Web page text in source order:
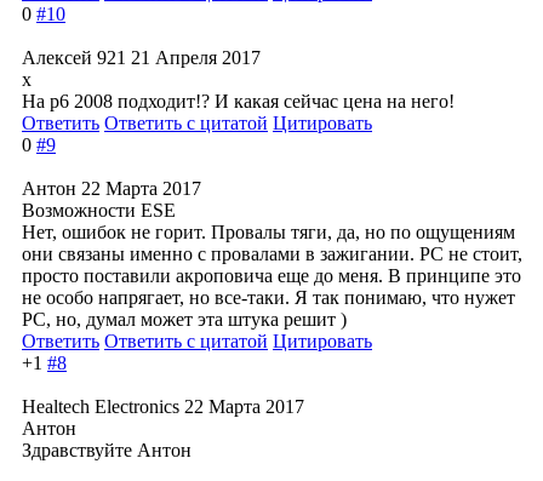
0 #10
Алексей 921 21 Апреля 2017
x
На р6 2008 подходит!? И какая сейчас цена на него!
Ответить Ответить с цитатой Цитировать
0 #9
Антон 22 Марта 2017
Возможности ESE
Нет, ошибок не горит. Провалы тяги, да, но по ощущениям
они связаны именно с провалами в зажигании. PC не стоит,
просто поставили акроповича еще до меня. В принципе это
не особо напрягает, но все-таки. Я так понимаю, что нужет
PC, но, думал может эта штука решит )
Ответить Ответить с цитатой Цитировать
+1 #8
Healtech Electronics 22 Марта 2017
Антон
Здравствуйте Антон